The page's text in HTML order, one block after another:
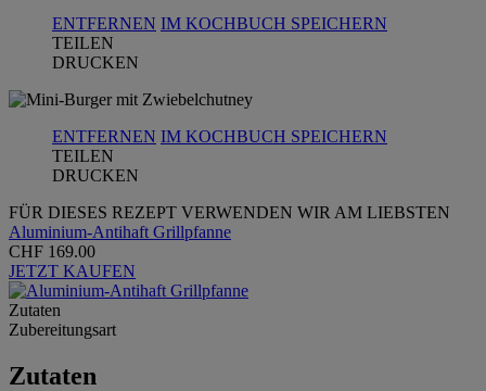
ENTFERNEN IM KOCHBUCH SPEICHERN
TEILEN
DRUCKEN
ENTFERNEN IM KOCHBUCH SPEICHERN
TEILEN
DRUCKEN
FÜR DIESES REZEPT VERWENDEN WIR AM LIEBSTEN
Aluminium-Antihaft Grillpfanne
CHF 169.00
JETZT KAUFEN
Zutaten
Zubereitungsart
Zutaten